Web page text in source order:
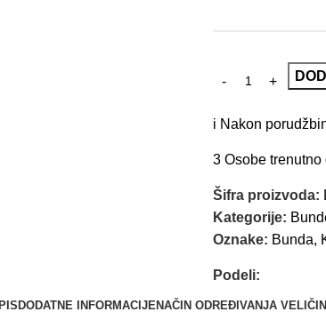
i Nakon
3 Osobe
Šifra proizvoda:
Kategorije:
Oznake: Bunda,
Podeli:
DODATNE INFORMACIJENAČIN ODREĐIVANJA